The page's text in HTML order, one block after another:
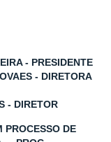
- PRESIDENTE
- DIRETORA
- DIRETOR
PROCESSO DE